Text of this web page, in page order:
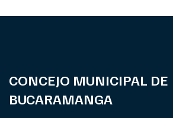
CONCEJO MUNICIPAL DE
BUCARAMANGA